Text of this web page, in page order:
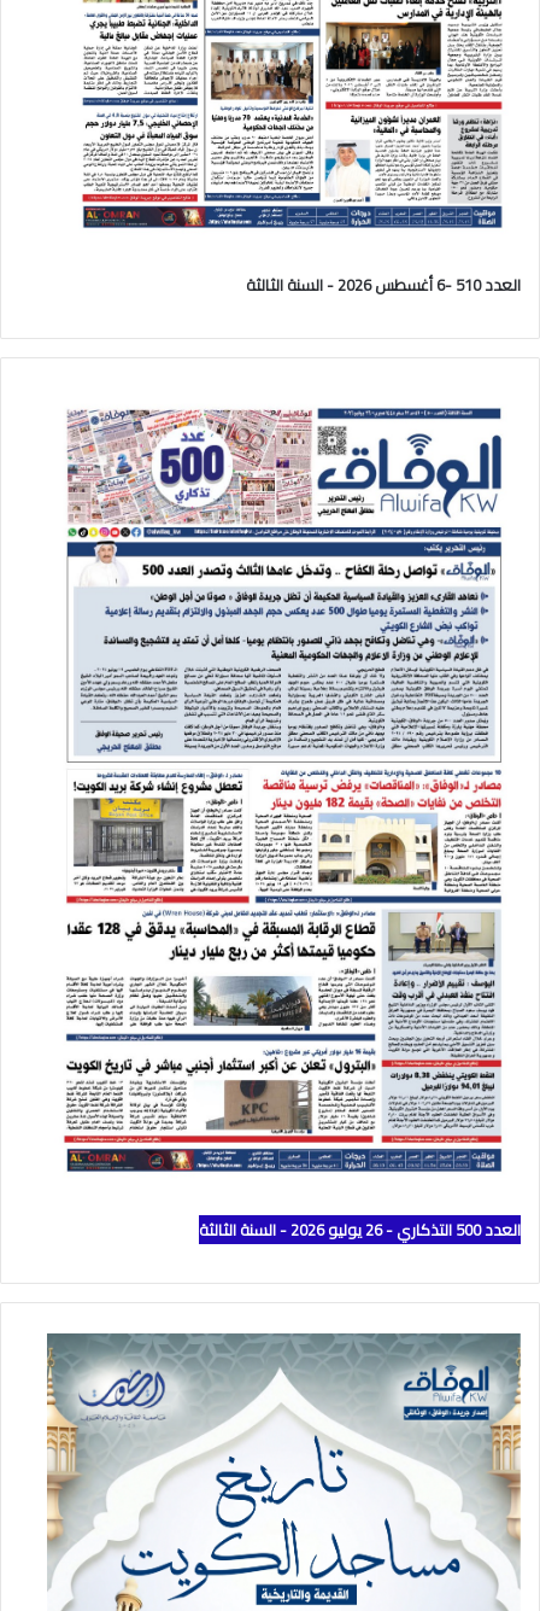
العدد 510 -6 أغسطس 2026 - السنة الثالثة
العدد 500 التذكاري - 26 يوليو 2026 - السنة الثالثة